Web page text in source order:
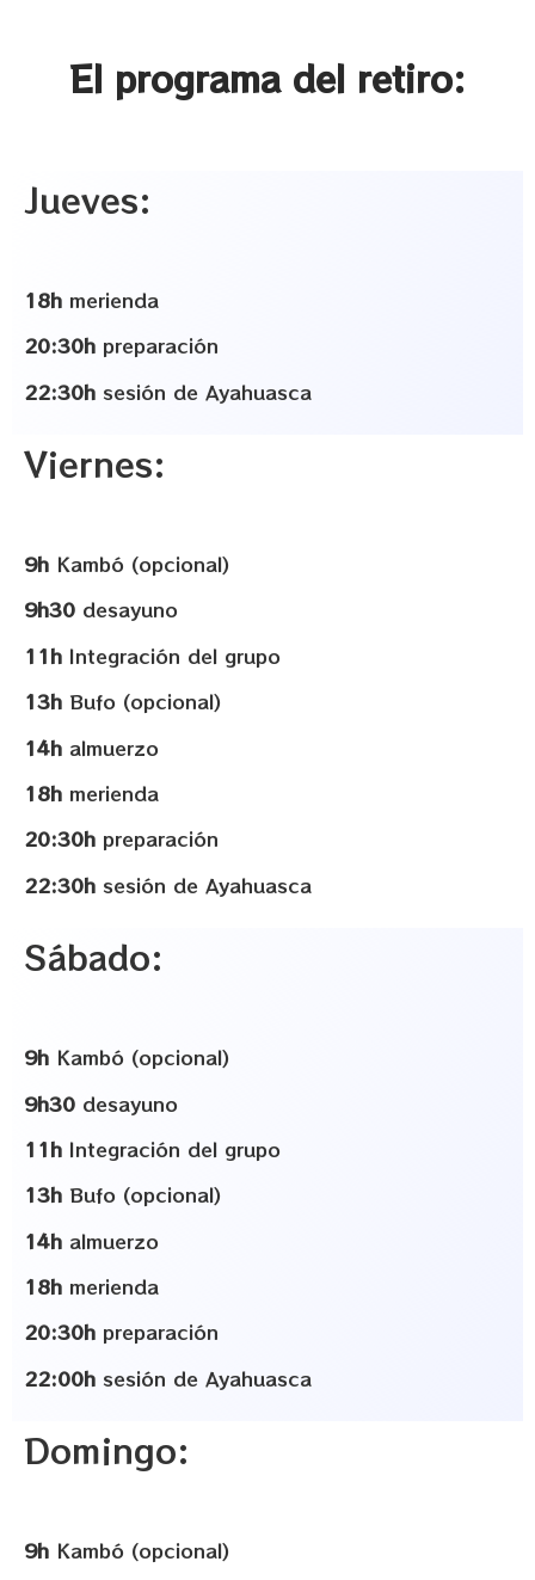
depresión… Simultáneamente estos encuentros nos
permiten acceder a una experiencia de celebración
a la feliz y gozosa fluidez de la vida.
El programa del retiro:
Jueves:
18h merienda
20:30h preparación
22:30h sesión de Ayahuasca
Viernes:
9h Kambó (opcional)
9h30 desayuno
11h Integración del grupo
13h Bufo (opcional)
14h almuerzo
18h merienda
20:30h preparación
22:30h sesión de Ayahuasca
Sábado:
9h Kambó (opcional)
9h30 desayuno
11h Integración del grupo
13h Bufo (opcional)
14h almuerzo
18h merienda
20:30h preparación
22:00h sesión de Ayahuasca
Domingo:
9h Kambó (opcional)